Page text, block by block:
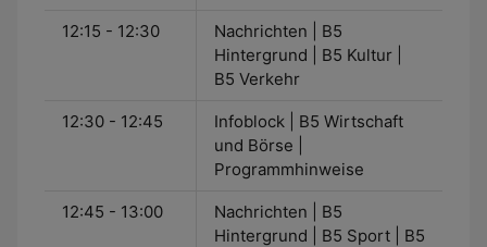
12:15 - 12:30
Nachrichten | B5
Hintergrund | B5 Kultur |
B5 Verkehr
12:30 - 12:45
Infoblock | B5 Wirtschaft
und Börse |
Programmhinweise
12:45 - 13:00
Nachrichten | B5
Hintergrund | B5 Sport | B5